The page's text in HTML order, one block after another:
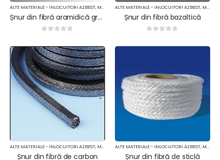
ALTE MATERIALE - INLOCUITORI AZBEST, MATERIALE TERMOIZOLANTE
Șnur din fibră aramidică grafitat
ALTE MATERIALE - INLOCUITORI AZBEST, MATERIALE TERMOIZOLANTE
Șnur din fibră bazaltică
ALTE MATERIALE - INLOCUITORI AZBEST, MATERIALE TERMOIZOLANTE
Șnur din fibră de carbon
ALTE MATERIALE - INLOCUITORI AZBEST, MATERIALE TERMOIZOLANTE
Șnur din fibră de sticlă